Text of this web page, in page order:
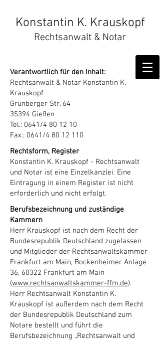
Konstantin K. Krauskopf
Rechtsanwalt & Notar
Verantwortlich für den Inhalt:
Rechtsanwalt & Notar Konstantin K.
Krauskopf
Grünberger Str. 64
35394 Gießen
Tel.: 0641/4 80 12 10
Fax.: 0641/4 80 12 110
Rechtsform, Register
Konstantin K. Krauskopf - Rechtsanwalt
und Notar ist eine Einzelkanzlei. Eine
Eintragung in einem Register ist nicht
erforderlich und nicht erfolgt.
Berufsbezeichnung und zuständige
Kammern
Herr Krauskopf ist nach dem Recht der
Bundesrepublik Deutschland zugelassen
und Mitglieder der Rechtsanwaltskammer
Frankfurt am Main, Bockenheimer Anlage
36, 60322 Frankfurt am Main
(www.rechtsanwaltskammer-ffm.de).
Herr Rechtsanwalt Konstantin K.
Krauskopf ist außerdem nach dem Recht
der Bundesrepublik Deutschland zum
Notare bestellt und führt die
Berufsbezeichnung „Rechtsanwalt und